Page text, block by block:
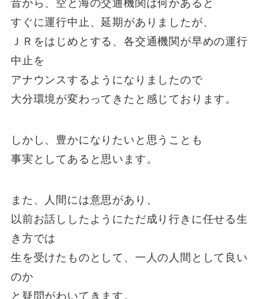
昔から、空と海の交通機関は何かあると
すぐに運行中止、延期がありましたが、
ＪＲをはじめとする、各交通機関が早めの運行
中止を
アナウンスするようになりましたので
大分環境が変わってきたと感じております。
しかし、豊かになりたいと思うことも
事実としてあると思います。
また、人間には意思があり、
以前お話ししたようにただ成り行きに任せる生
き方では
生を受けたものとして、一人の人間として良い
のか
と疑問がわいてきます。